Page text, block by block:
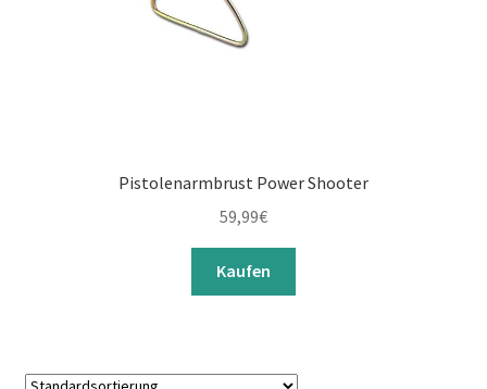
Pistolenarmbrust Power Shooter
59,99€
Kaufen